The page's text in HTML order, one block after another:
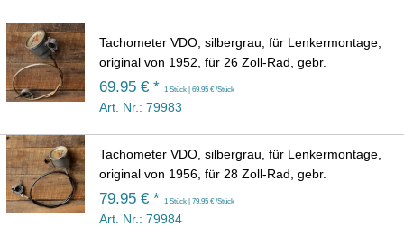
Tachometer VDO, silbergrau, für Lenkermontage,
original von 1952, für 26 Zoll-Rad, gebr.
69.95 € * 1 Stück | 69.95 € /Stück
Art. Nr.: 79983
Tachometer VDO, silbergrau, für Lenkermontage,
original von 1956, für 28 Zoll-Rad, gebr.
79.95 € * 1 Stück | 79.95 € /Stück
Art. Nr.: 79984